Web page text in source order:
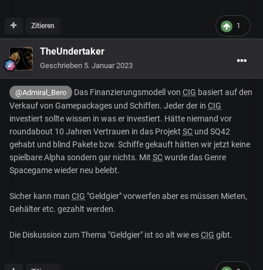
1
Zitieren
TheUndertaker
Geschrieben 5. Januar 2023
@Admiral_Bero Das Finanzierungsmodell vonCIG basiert auf den
Verkauf von Gamepackages und Schiffen. Jeder der in CIG
investiert sollte wissen in was er investiert. Hätte niemand vor
roundabout 10 Jahren Vertrauen in das Projekt SC und SQ42
gehabt und blind Pakete bzw. Schiffe gekauft hätten wir jetzt keine
spielbare Alpha sondern gar nichts. Mit SCwurde das Genre
Spacegame wieder neu belebt.
Sicher kann man CIG "Geldgier" vorwerfen aber es müssen Mieten,
Gehälter etc. gezahlt werden.
Die Diskussion zum Thema "Geldgier" ist so alt wie esCIG gibt.